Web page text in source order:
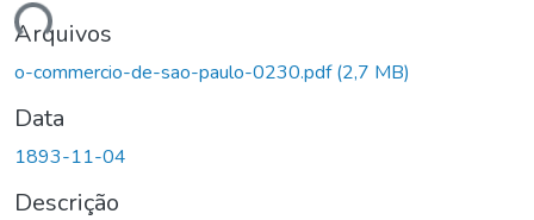
Arquivos
o-commercio-de-sao-paulo-0230.pdf(2,7 MB)
Data
1893-11-04
Descrição